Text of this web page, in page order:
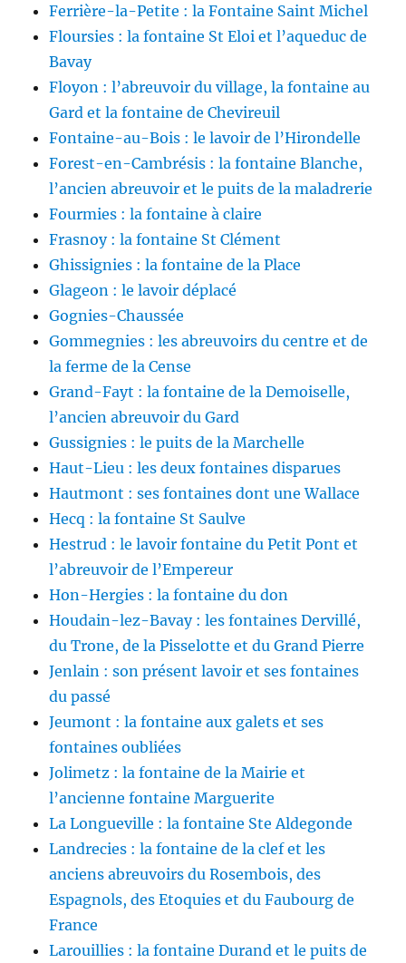
Ferrière-la-Petite : la Fontaine Saint Michel
Floursies : la fontaine St Eloi et l’aqueduc de
Bavay
Floyon : l’abreuvoir du village, la fontaine au
Gard et la fontaine de Chevireuil
Fontaine-au-Bois : le lavoir de l’Hirondelle
Forest-en-Cambrésis : la fontaine Blanche,
l’ancien abreuvoir et le puits de la maladrerie
Fourmies : la fontaine à claire
Frasnoy : la fontaine St Clément
Ghissignies : la fontaine de la Place
Glageon : le lavoir déplacé
Gognies-Chaussée
Gommegnies : les abreuvoirs du centre et de
la ferme de la Cense
Grand-Fayt : la fontaine de la Demoiselle,
l’ancien abreuvoir du Gard
Gussignies : le puits de la Marchelle
Haut-Lieu : les deux fontaines disparues
Hautmont : ses fontaines dont une Wallace
Hecq : la fontaine St Saulve
Hestrud : le lavoir fontaine du Petit Pont et
l’abreuvoir de l’Empereur
Hon-Hergies : la fontaine du don
Houdain-lez-Bavay : les fontaines Dervillé,
du Trone, de la Pisselotte et du Grand Pierre
Jenlain : son présent lavoir et ses fontaines
du passé
Jeumont : la fontaine aux galets et ses
fontaines oubliées
Jolimetz : la fontaine de la Mairie et
l’ancienne fontaine Marguerite
La Longueville : la fontaine Ste Aldegonde
Landrecies : la fontaine de la clef et les
anciens abreuvoirs du Rosembois, des
Espagnols, des Etoquies et du Faubourg de
France
Larouillies : la fontaine Durand et le puits de